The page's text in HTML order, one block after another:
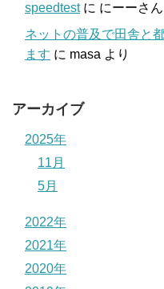
speedtestに にーーさん
ネットの普及で田舎と
ます に masa より
アーカイブ
2025年
11月
5月
2022年
2021年
2020年